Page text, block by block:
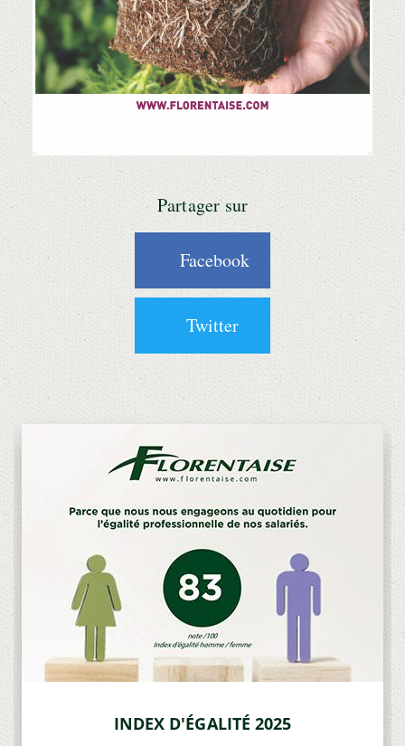
Partager sur
Facebook
Twitter
INDEX D'ÉGALITÉ 2025